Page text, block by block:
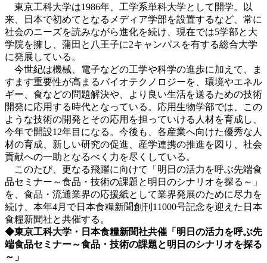
東京工科大学は1986年、工学系単科大学として開学。以
来、日本で初めてとなるメディア学部を設置するなど、常に
社会のニーズを読みながら進化を続け、現在では5学部と大
学院を擁し、蒲田と八王子に2キャンパスを有する総合大学
に発展している。
今世紀は機械、電子などの工学や科学の進歩に加えて、ま
すます重要性が高まるバイオテクノロジーを、環境やエネル
ギー、食などの問題解決や、より良い生活を送るための技術
開発に応用する時代となっている。応用生物学部では、この
ような技術の開発とその応用を担っていける人材を育成し、
今年で開設12年目になる。今後も、各産業へ向けた優秀な人
材の育成、新しい研究の促進、産学連携の推進を図り、社会
貢献への一助となるべく力を尽くしている。
このたび、更なる飛躍に向けて「明日の活力を呼ぶ先端食
品セミナー～食品・技術の課題と明日のシナリオを探る～」
を、食品・流通業界の応援紙として業界発展のために尽力を
続け、本年4月で日本食糧新聞創刊11000号記念を迎えた日本
食糧新聞社と共催する。
◆東京工科大学・日本食糧新聞社共催「明日の活力を呼ぶ先
端食品セミナー～食品・技術の課題と明日のシナリオを探る
～」